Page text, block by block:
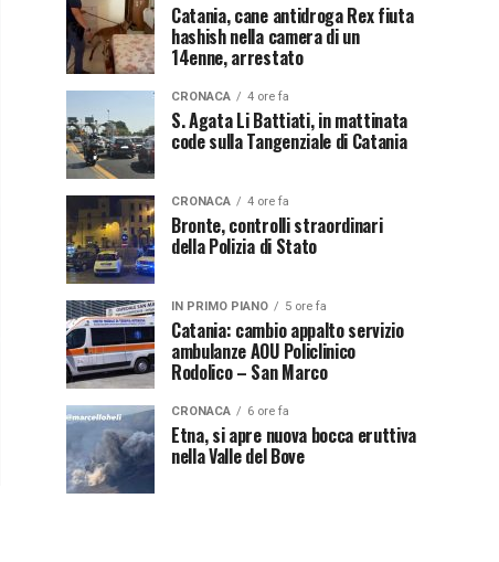
Catania, cane antidroga Rex fiuta
hashish nella camera di un
14enne, arrestato
CRONACA 4 ore fa
S. Agata Li Battiati, in mattinata
code sulla Tangenziale di Catania
CRONACA 4 ore fa
Bronte, controlli straordinari
della Polizia di Stato
IN PRIMO PIANO 5 ore fa
Catania: cambio appalto servizio
ambulanze AOU Policlinico
Rodolico – San Marco
CRONACA 6 ore fa
Etna, si apre nuova bocca eruttiva
nella Valle del Bove